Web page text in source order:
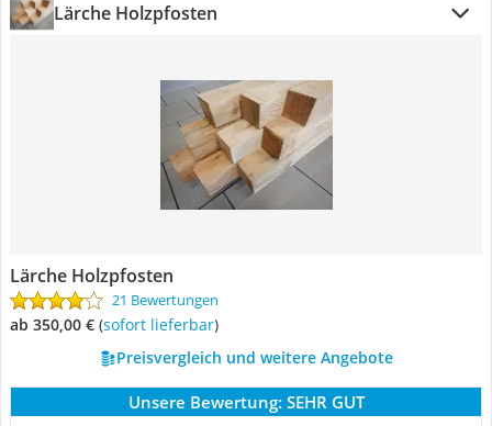
Lärche Holzpfosten
Lärche Holzpfosten
21 Bewertungen
ab 350,00 € ( Sofort lieferbar)
Preisvergleich und weitere Angebote
Unsere Bewertung: SEHR GUT